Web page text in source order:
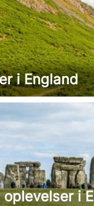
i England
i